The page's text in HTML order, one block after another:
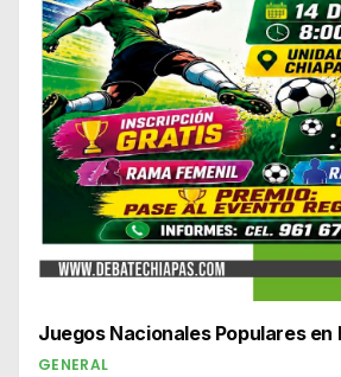
Juegos Nacionales Populares en
GENERAL